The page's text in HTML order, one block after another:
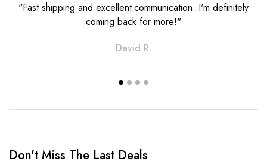
"Fast shipping and excellent communication. I'm definitely
coming back for more!"
David R.
Don't Miss The Last Deals